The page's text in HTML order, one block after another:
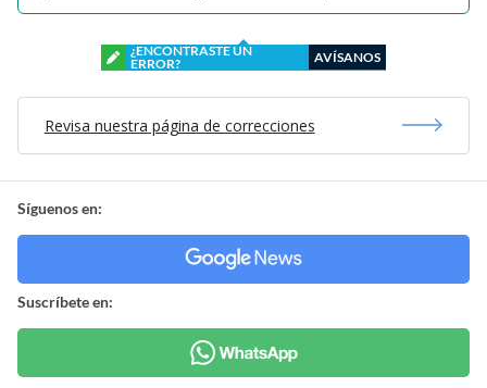
¿ENCONTRASTE UN
ERROR?
AVÍSANOS
Revisa nuestra página de correcciones
Síguenos en:
Suscríbete en: